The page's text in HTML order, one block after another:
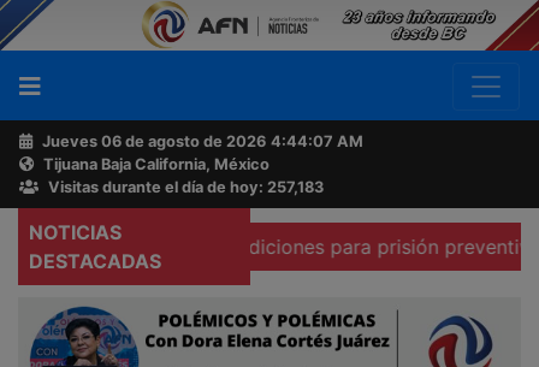
Jueves 06 de agosto de 2026 4:44:08 AM
Tijuana Baja California, México
Visitas durante el día de hoy: 257,183
NOTICIAS
DESTACADAS
que existen condiciones para prisión preventiva
Buscador
Acerca
de
AFN